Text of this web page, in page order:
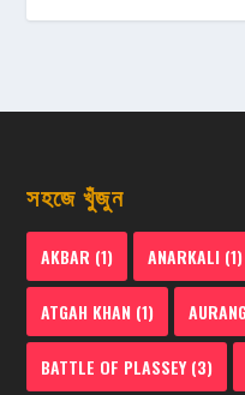
সহজে খুঁজুন
AKBAR (1) ANARKALI (1)
ATGAH KHAN (1)
BATTLE OF PLASSEY(3)